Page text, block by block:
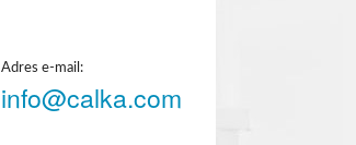
Adres e-mail:
info@calka.com